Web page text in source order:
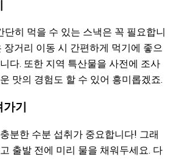
단히 먹을 수 있는 스낵은 꼭 필요합니
장거리 이동 시 간편하게 먹기에 좋으
다. 또한 지역 특산물을 사전에 조사
맛의 경험도 할 수 있어 흥미롭겠죠.
기
분한 수분 섭취가 중요합니다! 그래
출발 전에 미리 물을 채워두세요. 다